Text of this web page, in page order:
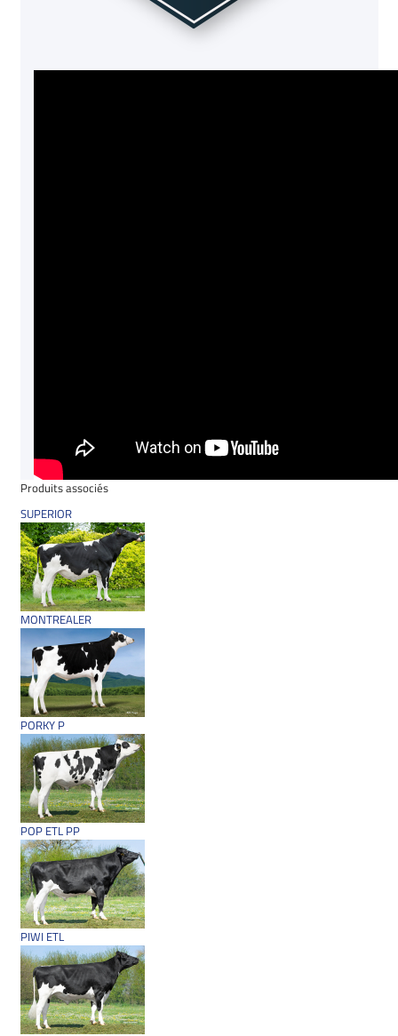
Produits associés
SUPERIOR
MONTREALER
PORKY P
POP ETL PP
PIWI ETL